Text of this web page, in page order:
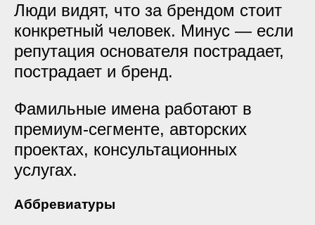
Люди видят, что за брендом стоит
конкретный человек. Минус — если
репутация основателя пострадает,
пострадает и бренд.
Фамильные имена работают в
премиум-сегменте, авторских
проектах, консультационных
услугах.
Аббревиатуры